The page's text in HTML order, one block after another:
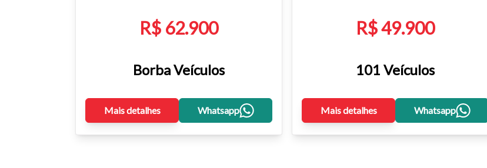
R$ 62.900
Borba Veículos
Mais detalhes Whatsapp
R$ 49.900
101 Veículos
Mais detalhes Whatsapp